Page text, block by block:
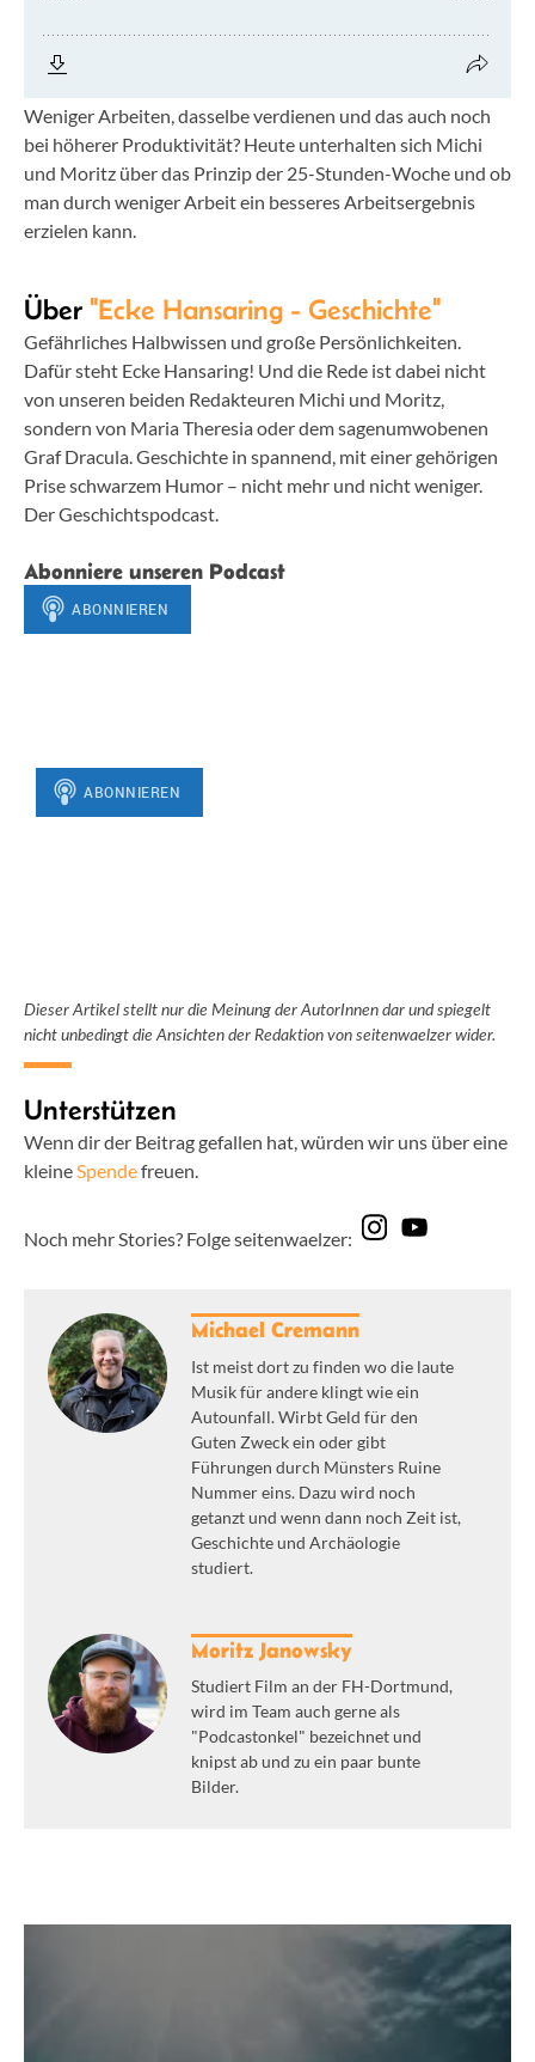
Weniger Arbeiten, dasselbe verdienen und das auch noch
bei höherer Produktivität? Heute unterhalten sich Michi
und Moritz über das Prinzip der 25-Stunden-Woche und ob
man durch weniger Arbeit ein besseres Arbeitsergebnis
erzielen kann.
Über "Ecke Hansaring - Geschichte"
Gefährliches Halbwissen und große Persönlichkeiten.
Dafür steht Ecke Hansaring! Und die Rede ist dabei nicht
von unseren beiden Redakteuren Michi und Moritz,
sondern von Maria Theresia oder dem sagenumwobenen
Graf Dracula. Geschichte in spannend, mit einer gehörigen
Prise schwarzem Humor – nicht mehr und nicht weniger.
Der Geschichtspodcast.
Abonniere unseren Podcast
Dieser Artikel stellt nur die Meinung der AutorInnen dar und spiegelt
nicht unbedingt die Ansichten der Redaktion von seitenwaelzer wider.
Unterstützen
Wenn dir der Beitrag gefallen hat, würden wir uns über eine
kleineSpendefreuen.
Noch mehr Stories? Folge seitenwaelzer:
Michael Cremann
Ist meist dort zu finden wo die laute
Musik für andere klingt wie ein
Autounfall. Wirbt Geld für den
Guten Zweck ein oder gibt
Führungen durch Münsters Ruine
Nummer eins. Dazu wird noch
getanzt und wenn dann noch Zeit ist,
Geschichte und Archäologie
studiert.
Moritz Janowsky
Studiert Film an der FH-Dortmund,
wird im Team auch gerne als
"Podcastonkel" bezeichnet und
knipst ab und zu ein paar bunte
Bilder.